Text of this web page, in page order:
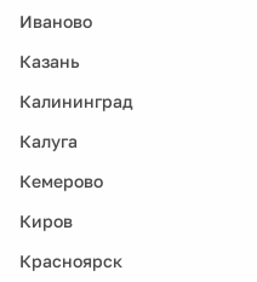
Иваново
Казань
Калининград
Калуга
Кемерово
Киров
Красноярск